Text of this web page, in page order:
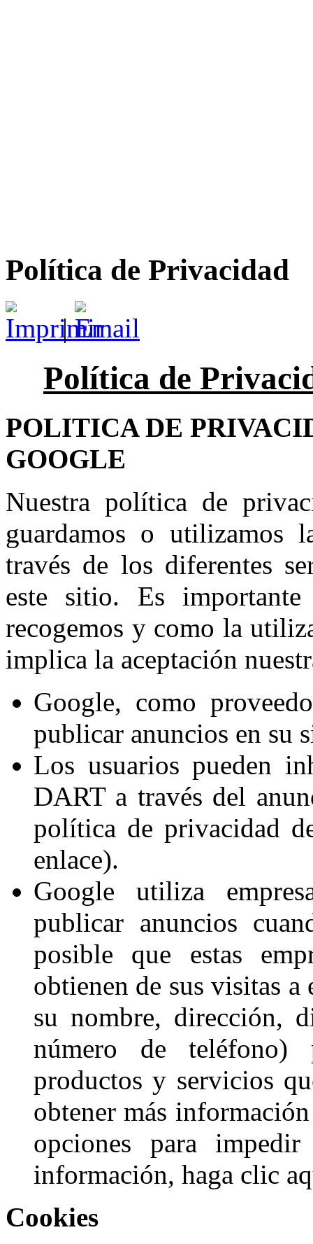
Política de Privacidad
|
Política de
POLITICA DE
GOOGLE
Nuestra política de
guardamos o utilizamos
través de los diferentes
este sitio. Es
recogemos y como la
implica la aceptación
Google, como
publicar anuncios en su
Los usuarios pueden
DART a través del
política de privacidad
enlace).
Google utiliza
publicar anuncios
posible que estas
obtienen de sus visitas
su nombre, dirección,
número de teléfono)
productos y servicios
obtener más
opciones para
información, haga clic
Cookies